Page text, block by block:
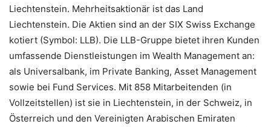
Liechtenstein. Mehrheitsaktionär ist das Land
Liechtenstein. Die Aktien sind an der SIX Swiss Exchange
kotiert (Symbol: LLB). Die LLB-Gruppe bietet ihren Kunden
umfassende Dienstleistungen im Wealth Management an:
als Universalbank, im Private Banking, Asset Management
sowie bei Fund Services. Mit 858 Mitarbeitenden (in
Vollzeitstellen) ist sie in Liechtenstein, in der Schweiz, in
Österreich und den Vereinigten Arabischen Emiraten